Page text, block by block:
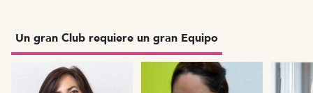
Un gran Club requiere un gran Equipo